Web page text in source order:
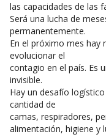
las capacidades de las
Será una lucha de
permanentemente.
En el próximo mes hay
evolucionar el
contagio en el país. Es
invisible.
Hay un desafío
cantidad de
camas, respiradores,
alimentación, higiene y